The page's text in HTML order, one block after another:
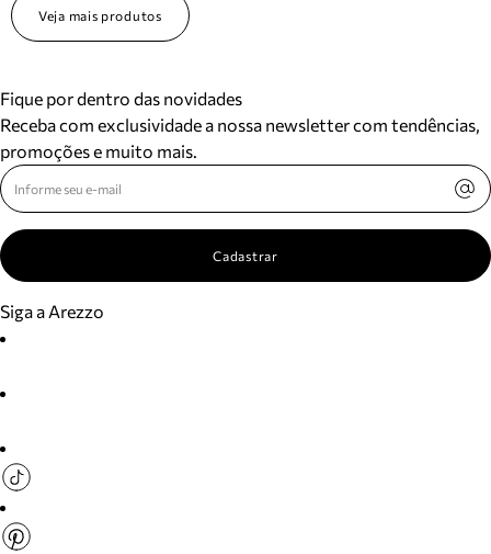
Veja mais produtos
Fique por dentro das novidades
Receba com exclusividade a nossa newsletter com tendências,
promoções e muito mais.
Cadastrar
Siga a Arezzo